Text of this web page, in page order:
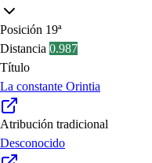
Posición 19ª
Distancia 0.987
Título
La constante Orintia
Atribución tradicional
Desconocido